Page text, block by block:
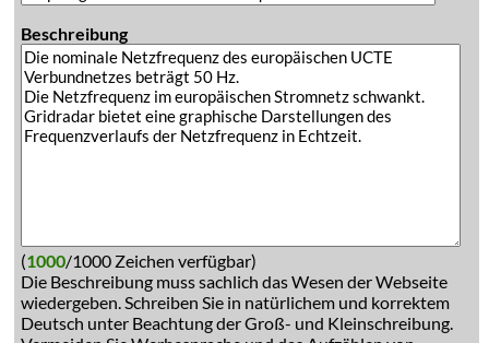
Beschreibung
(1000/1000 Zeichen verfügbar)
Die Beschreibung muss sachlich das Wesen der Webseite
wiedergeben. Schreiben Sie in natürlichem und korrektem
Deutsch unter Beachtung der Groß- und Kleinschreibung.